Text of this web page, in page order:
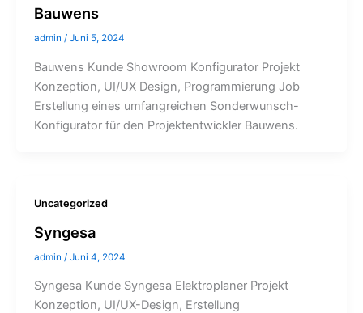
Bauwens
admin / Juni 5, 2024
Bauwens Kunde Showroom Konfigurator Projekt
Konzeption, UI/UX Design, Programmierung Job
Erstellung eines umfangreichen Sonderwunsch-
Konfigurator für den Projektentwickler Bauwens.
Uncategorized
Syngesa
admin / Juni 4, 2024
Syngesa Kunde Syngesa Elektroplaner Projekt
Konzeption, UI/UX-Design, Erstellung